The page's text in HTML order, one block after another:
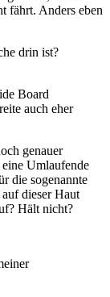
fährt. Anders eben
drin ist?
Board
auch eher
genauer
Umlaufende
die sogenannte
dieser Haut
Hält nicht?